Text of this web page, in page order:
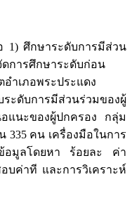
1) ศึกษาระดับการมีส่วน
ดการศึกษาระดับก่อน
ำเภอพระประแดง
ะดับการมีส่วนร่วมของผู้
แนะของผู้ปกครอง กลุ่ม
335 คน เครื่องมือในการ
อมูลโดยหา ร้อยละ ค่า
บค่าที และการวิเคราะห์